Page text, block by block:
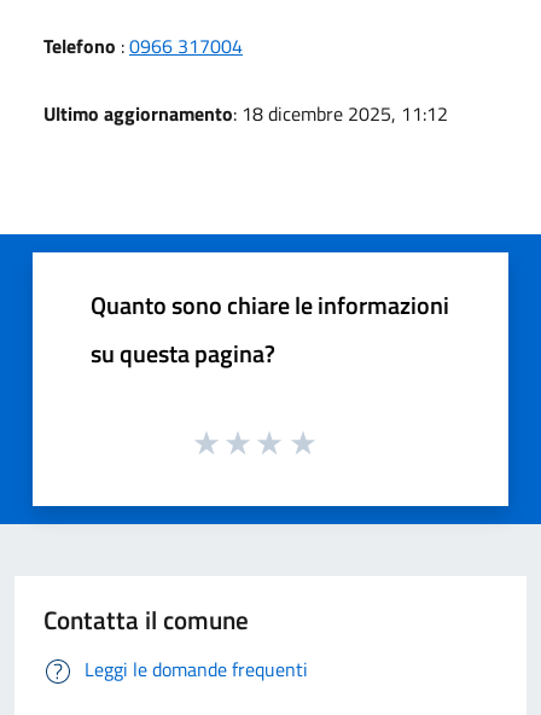
Telefono :0966 317004
Ultimo aggiornamento: 18 dicembre 2025, 11:12
Quanto sono chiare le informazioni
su questa pagina?
Contatta il comune
Leggi le domande frequenti